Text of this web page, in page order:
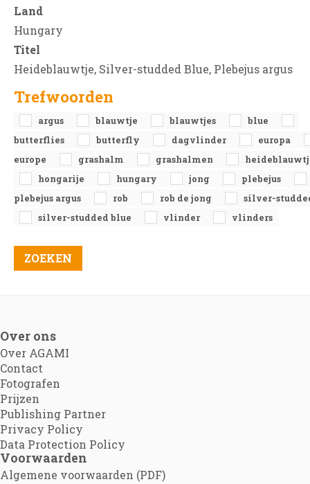
Land
Hungary
Titel
Heideblauwtje, Silver-studded Blue, Plebejus argus
Trefwoorden
argus blauwtje blauwtjes
blue
butterflies
butterfly dagvlinder
europa
europe
grashalm grashalmen
hongarije
hungary jong
plebejus
plebejus argus
rob rob de jong
silver-
silver-studded blue
vlinder vlinders
Over ons
Over AGAMI
Contact
Fotografen
Prijzen
Publishing Partner
Privacy Policy
Data Protection Policy
Voorwaarden
Algemene voorwaarden (PDF)